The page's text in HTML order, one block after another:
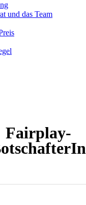
und das Team
Fairplay-